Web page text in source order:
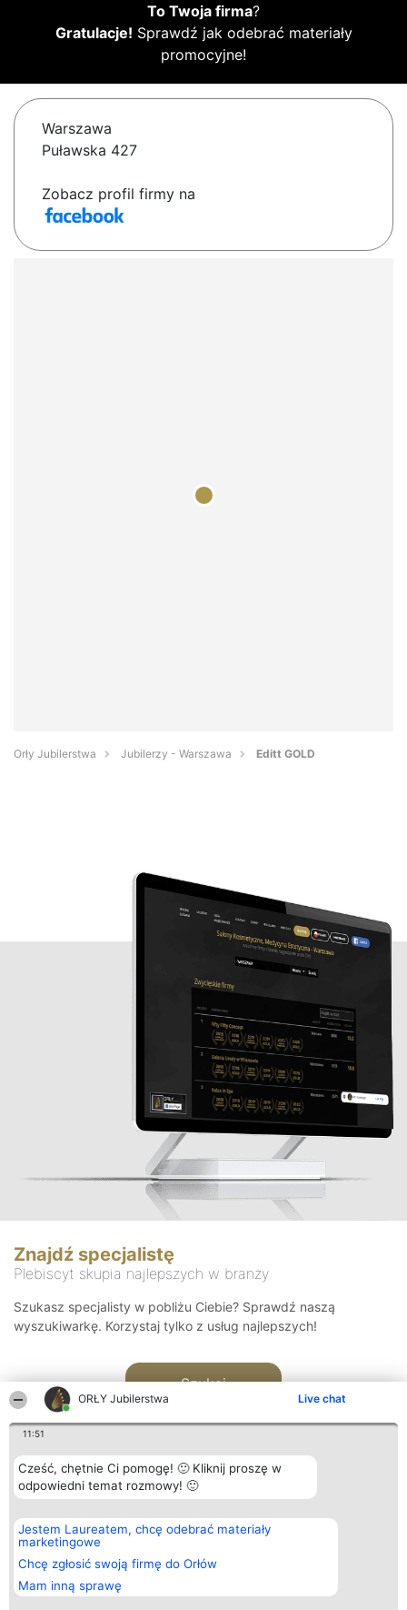
ORŁY Jubilerstwa Live chat
11:51
Cześć, chętnie Ci pomogę! 🙂 Kliknij proszę w
odpowiedni temat rozmowy! 🙂
Jestem Laureatem, chcę odebrać materiały
marketingowe
Chcę zgłosić swoją firmę do Orłów
Mam inną sprawę
To Twoja firma?
Gratulacje! Sprawdź jak odebrać materiały
promocyjne!
Warszawa
Puławska 427
Zobacz profil firmy na
Orły Jubilerstwa Jubilerzy - Warszawa Editt GOLD
Znajdź specjalistę
Plebiscyt skupia najlepszych w branży
Szukasz specjalisty w pobliżu Ciebie? Sprawdź naszą
wyszukiwarkę. Korzystaj tylko z usług najlepszych!
Szukaj
Organizator plebiscytu
Bright Side Solutions sp. z o.
o. sp. k.
ul. Ruska 22
Wrocław 50-079
KRS 0000749100 | Regon
381313360 | NIP 8943132676
Plebiscyt
Laureaci
wszystkich
Laureatów
Regulamin
Kontakt
Kontakt